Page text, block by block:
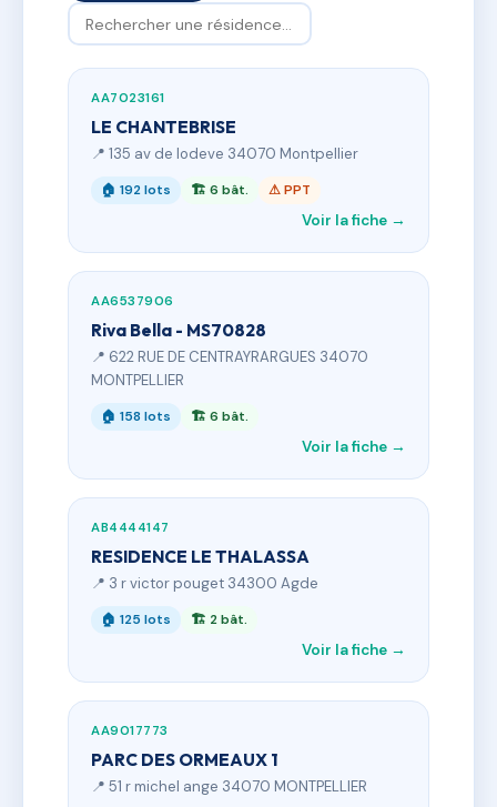
AA7023161
LE CHANTEBRISE
📍 135 av de lodeve 34070 Montpellier
🏠 192 lots 🏗 6 bât. ⚠ PPT
Voir la fiche →
AA6537906
Riva Bella - MS70828
📍 622 RUE DE CENTRAYRARGUES 34070
MONTPELLIER
🏠 158 lots 🏗 6 bât.
Voir la fiche →
AB4444147
RESIDENCE LE THALASSA
📍 3 r victor pouget 34300 Agde
🏠 125 lots 🏗 2 bât.
Voir la fiche →
AA9017773
PARC DES ORMEAUX 1
📍 51 r michel ange 34070 MONTPELLIER